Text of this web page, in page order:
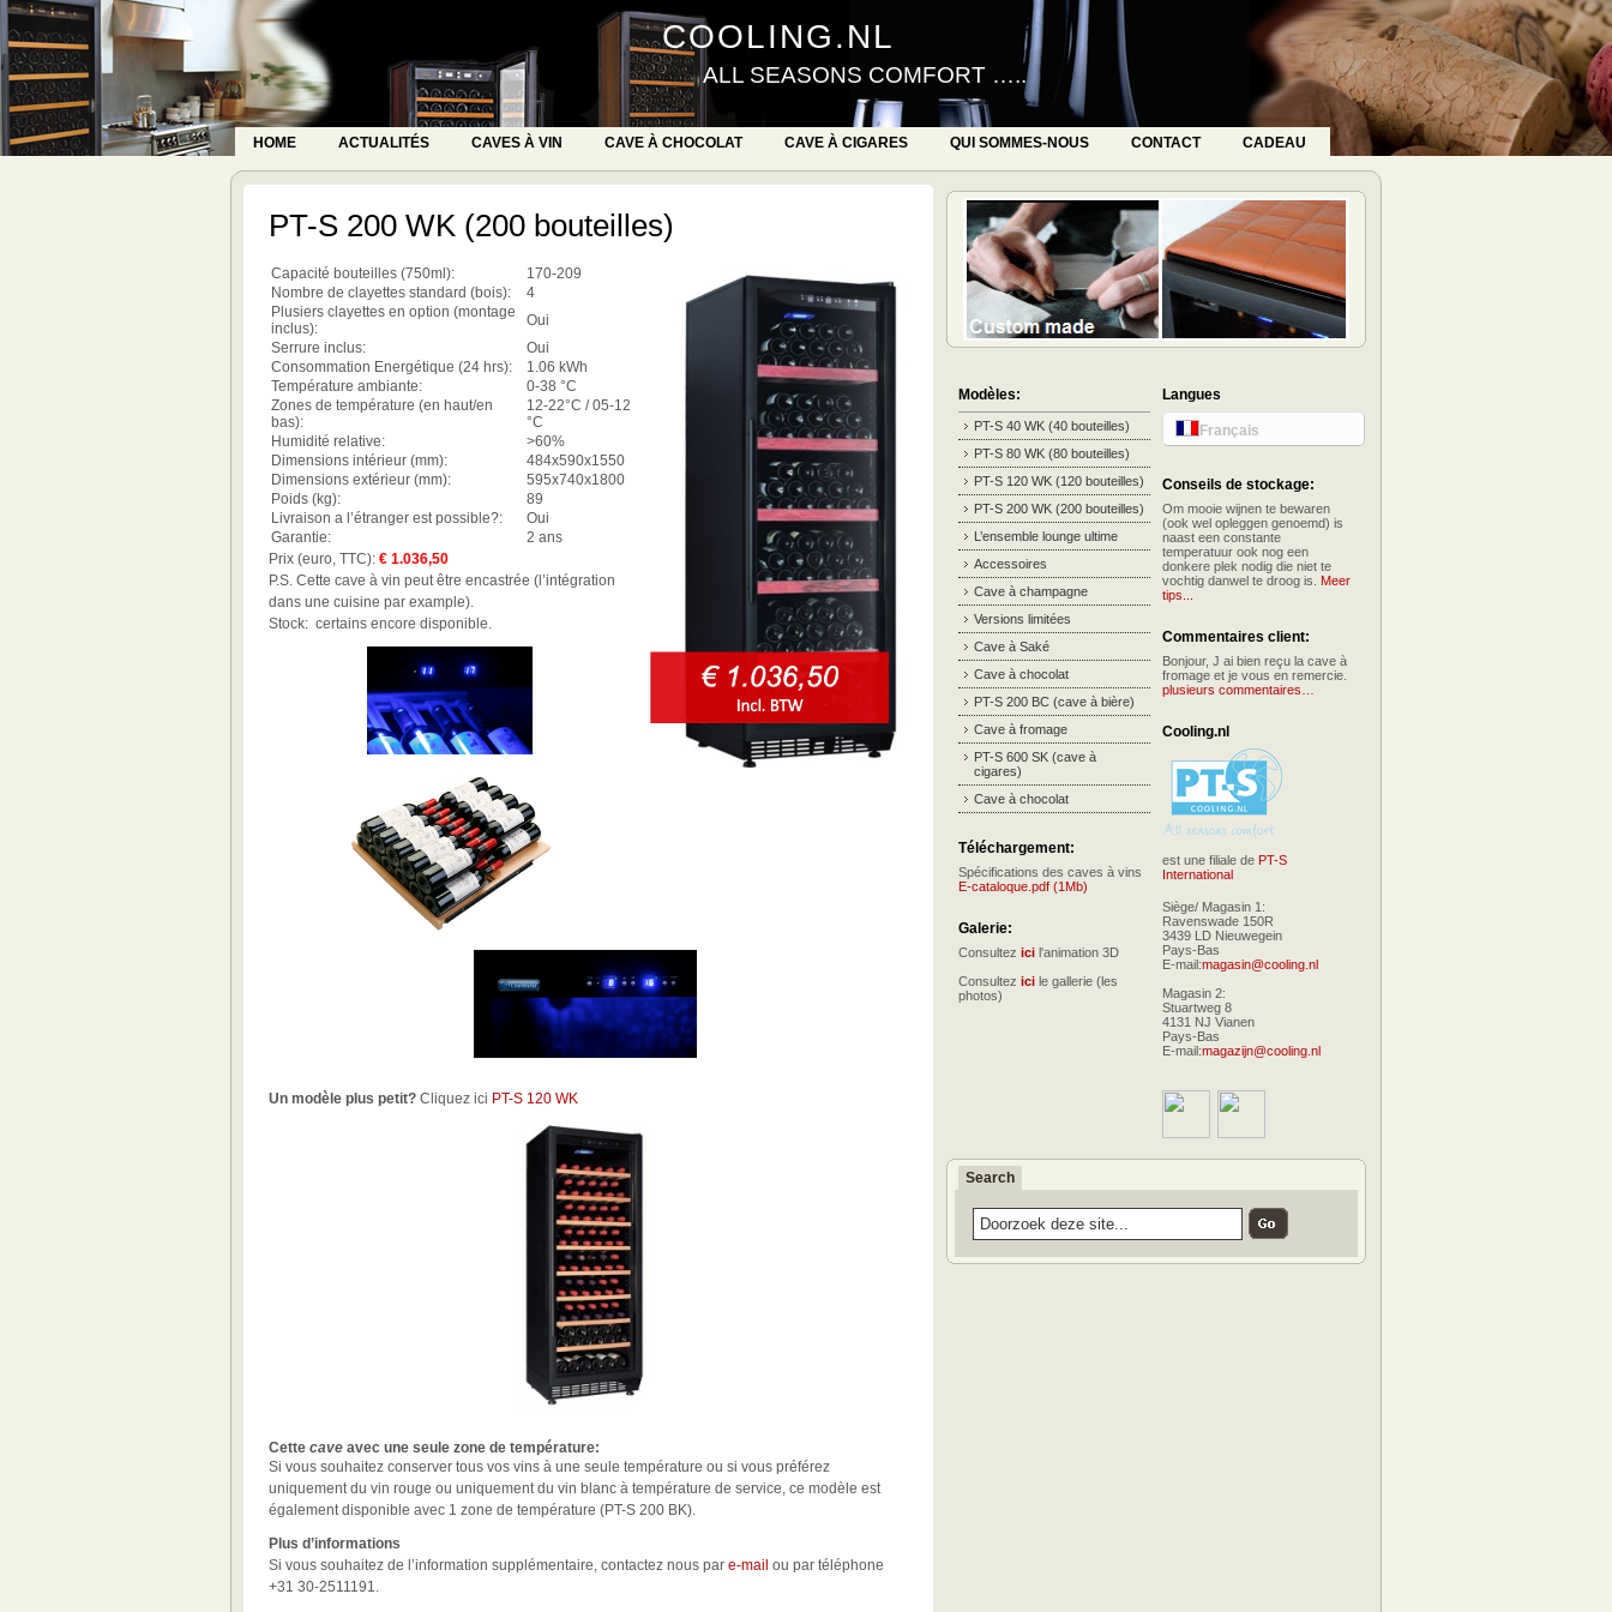
COOLING.NL
ALL SEASONS COMFORT …..
HOME ACTUALITÉS CAVES À VIN CAVE À CHOCOLAT CAVE À CIGARES QUI SOMMES-NOUS CONTACT CADEAU
PT-S 200 WK (200 bouteilles)
Capacité bouteilles (750ml):
170-209
Nombre de clayettes standard (bois):
4
Plusiers clayettes en option (montage
inclus):
Oui
Serrure inclus:
Oui
Consommation Energétique (24 hrs):
1.06 kWh
Température ambiante:
0-38 °C
Zones de température (en haut/en
bas):
12-22°C / 05-12
°C
Humidité relative:
>60%
Dimensions intérieur (mm):
484x590x1550
Dimensions extérieur (mm):
595x740x1800
Poids (kg):
89
Livraison a l’étranger est possible?:
Oui
Garantie:
2 ans
Prix (euro, TTC): € 1.036,50
P.S. Cette cave à vin peut être encastrée (l’intégration
dans une cuisine par example).
Stock: certains encore disponible.
Un modèle plus petit? Cliquez ici PT-S 120 WK
Cette cave avec une seule zone de température:
Si vous souhaitez conserver tous vos vins à une seule température ou si vous préférez
uniquement du vin rouge ou uniquement du vin blanc à température de service, ce modèle est
également disponible avec 1 zone de température (PT-S 200 BK).
Plus d’informations
Si vous souhaitez de l’information supplémentaire, contactez nous par e-mail ou par téléphone
+31 30-2511191.
Modèles:
PT-S 40 WK (40 bouteilles)
PT-S 80 WK (80 bouteilles)
PT-S 120 WK (120 bouteilles)
PT-S 200 WK (200 bouteilles)
L’ensemble lounge ultime
Accessoires
Cave à champagne
Versions limitées
Cave à Saké
Cave à chocolat
PT-S 200 BC (cave à bière)
Cave à fromage
PT-S 600 SK (cave à
cigares)
Cave à chocolat
Téléchargement:
Spécifications des caves à vins
E-cataloque.pdf (1Mb)
Galerie:
Consultez ici l'animation 3D
Consultez ici le gallerie (les
photos)
Langues
Français
Conseils de stockage:
Om mooie wijnen te bewaren
(ook wel opleggen genoemd) is
naast een constante
temperatuur ook nog een
donkere plek nodig die niet te
vochtig danwel te droog is. Meer
tips...
Commentaires client:
Bonjour, J ai bien reçu la cave à
fromage et je vous en remercie.
plusieurs commentaires…
Cooling.nl
est une filiale de PT-S
International
Siège/ Magasin 1:
Ravenswade 150R
3439 LD Nieuwegein
Pays-Bas
E-mail:magasin@cooling.nl
Magasin 2:
Stuartweg 8
4131 NJ Vianen
Pays-Bas
E-mail:magazijn@cooling.nl
Search